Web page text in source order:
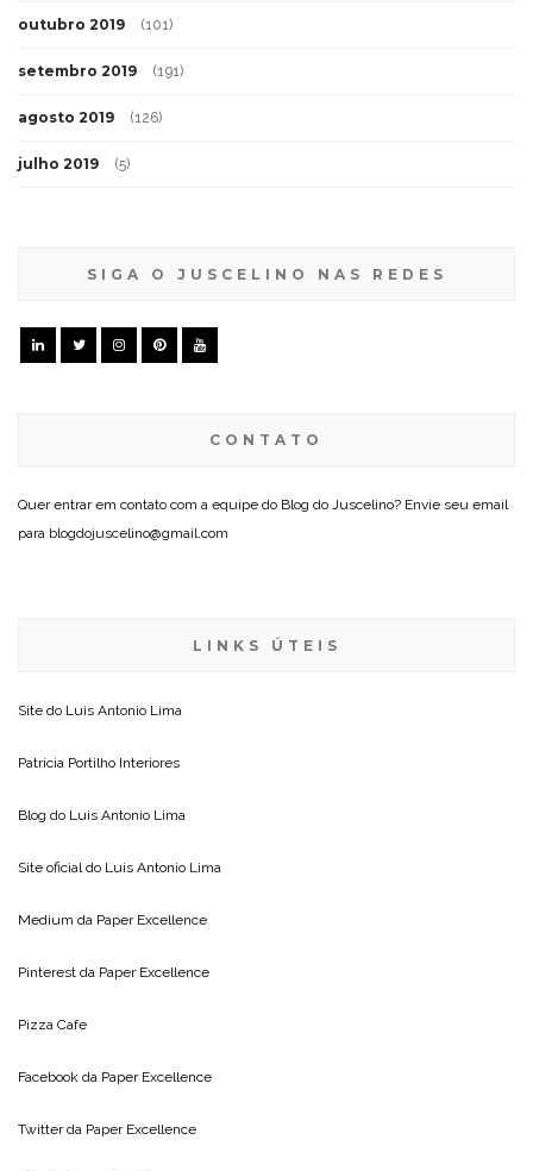
outubro 2019 (101)
setembro 2019 (191)
agosto 2019 (126)
julho 2019 (5)
SIGA O JUSCELINO NAS REDES
CONTATO
Quer entrar em contato com a equipe do Blog do Juscelino? Envie seu email
para blogdojuscelino@gmail.com
LINKS ÚTEIS
Site do Luis Antonio Lima
Patricia Portilho Interiores
Blog do Luis Antonio Lima
Site oficial do Luis Antonio Lima
Medium da Paper Excellence
Pinterest da Paper Excellence
Pizza Cafe
Facebook da Paper Excellence
Twitter da Paper Excellence